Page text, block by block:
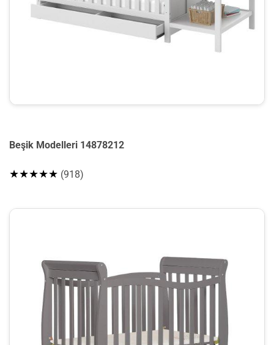
Beşik Modelleri 14878212
★★★★★ (918)